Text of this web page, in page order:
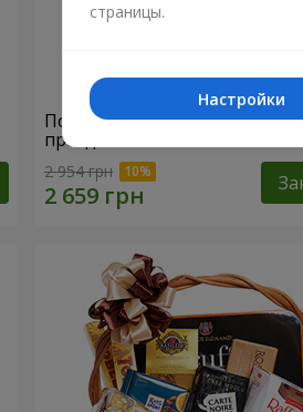
Подарочная корзина
праздник!"
2 954 грн
страницы.
Настройки